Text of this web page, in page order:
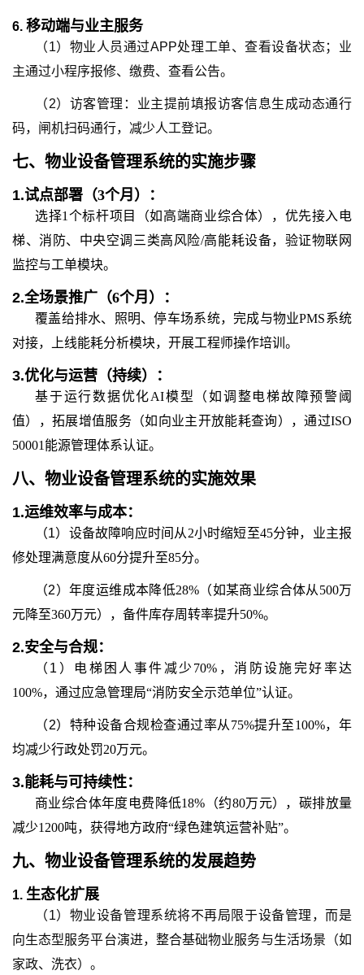
6. 移动端与业主服务
（1）物业人员通过APP处理工单、查看设备状态；业
主通过小程序报修、缴费、查看公告。
（2）访客管理：业主提前填报访客信息生成动态通行
码，闸机扫码通行，减少人工登记。
七、 物业设备管理系统的实施步骤
1.试点部署（3个月）：
选择1个标杆项目（如高端商业综合体），优先接入电
梯、消防、中央空调三类高风险/高能耗设备，验证物联网
监控与工单模块。
2.全场景推广（6个月）：
覆盖给排水、照明、停车场系统，完成与物业PMS系统
对接，上线能耗分析模块，开展工程师操作培训。
3.优化与运营（持续）：
基于运行数据优化AI模型（如调整电梯故障预警阈
值），拓展增值服务（如向业主开放能耗查询），通过ISO
50001能源管理体系认证。
八、 物业设备管理系统的实施效果
1.运维效率与成本：
（1） 设备故障响应时间从2小时缩短至45分钟，业主报
修处理满意度从60分提升至85分。
（2）年度运维成本降低28%（如某商业综合体从500万
元降至360万元），备件库存周转率提升50%。
2.安全与合规：
（1）
电梯困人事件减少70%，消防设施完好率达
100%，通过应急管理局“消防安全示范单位”认证。
（2） 特种设备合规检查通过率从75%提升至100%，年
均减少行政处罚20万元。
3.能耗与可持续性：
商业综合体年度电费降低18%（约80万元），碳排放量
减少1200吨，获得地方政府“绿色建筑运营补贴”。
九、 物业设备管理系统的发展趋势
1. 生态化扩展
（1）物业设备管理系统将不再局限于设备管理，而是
向生态型服务平台演进，整合基础物业服务与生活场景（如
家政、洗衣）。